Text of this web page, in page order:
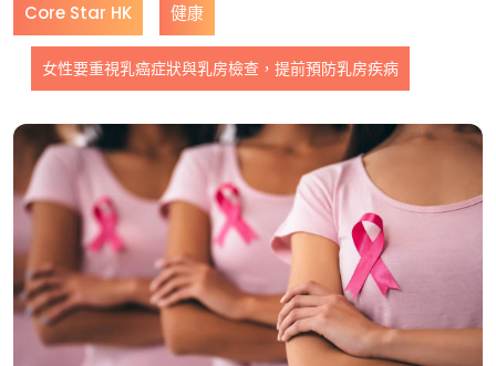
Core Star HK 健康
女性要重視乳癌症狀與乳房檢查，提前預防乳房疾病